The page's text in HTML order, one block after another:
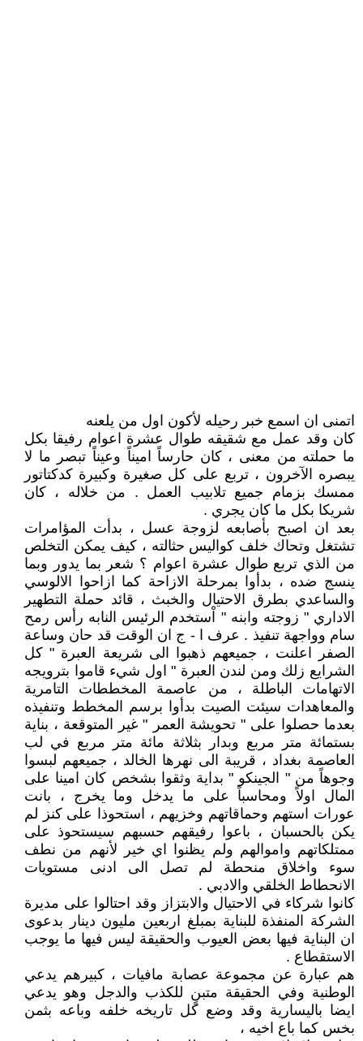
اتمنى ان اسمع خبر رحيله لأكون اول من يلعنه
كان وقد عمل مع شقيقه طوال عشرة اعوام رفيقا بكل
ما حملته من معنى ، كان حارساً اميناً وعيناً تبصر ما لا
يبصره الآخرون ، تربع على كل صغيرة وكبيرة كدكتاتور
ممسك بزمام جميع تلابيب العمل . من خلاله ، كان
شريكا بكل ما كان يجري .
بعد ان اصبح بأصابعه لزوجة عسل ، بدأت المؤامرات
تشتغل وتحاك خلف كواليس حثالته ، كيف يمكن التخلص
من الذي تربع طوال عشرة اعوام ؟ شعر بما يدور وبما
ينسج ضده ، بدأوا بمرحلة الازاحة كما ازاحوا الالوسي
والساعدي بطرق الاحتيال والخبث ، قائد حملة التطهير
الاداري " زوجته وابنه " اْستخدم الرئيس النابه رأس رمح
سام وواجهة تنفيذ . عرف ا - ج ان الوقت قد حان وساعة
الصفر اعلنت ، جميعهم ذهبوا الى شريعة العبرة " كل
الشرايع زلك ومن لندن العبرة " اول شيء قاموا بترويجه
الاتهامات الباطلة ، من عاصمة المخططات التامرية
والمعاهدات سيئت الصيت بدأوا برسم المخطط وتنفيذه
بعدما حصلوا على " تحويشة العمر " غير المتوقعة ، بناية
بستمائة متر مربع وبدار بثلاثة مائة متر مربع في لب
العاصمة بغداد ، قريبة الى نهرها الخالد ، جميعهم لبسوا
وجوهاً من " الجينكو " بداية وثقوا بشخص كان امينا على
المال اولاً ومحاسباً على ما يدخل وما يخرج ، بانت
عورات استهم وحماقاتهم وخزيهم ، استحوذا على كنز لم
يكن بالحسبان ، باعوا رفيقهم حسبهم سيستحوذ على
ممتلكاتهم واموالهم ولم يظنوا اي خير لأنهم من نطف
سوء واخلاق منحطة لم تصل الى ادنى مستويات
الانحطاط الخلقي والادبي .
كانوا شركاء في الاحتيال والابتزاز وقد احتالوا على مديرة
الشركة المنفذة للبناية بمبلغ اربعين مليون دينار بدعوى
ان البناية فيها بعض العيوب والحقيقة ليس فيها ما يوجب
الاستقطاع .
هم عبارة عن مجموعة عصابة مافيات ، كبيرهم يدعي
الوطنية وفي الحقيقة متبنٍ للكذب والدجل وهو يدعي
ايضا باليسارية وقد وضع كل تاريخه خلفه وباعه بثمن
بخس كما باع اخيه ،